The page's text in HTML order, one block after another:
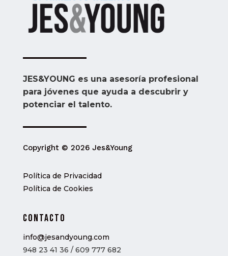
JES&YOUNG es una asesoría profesional
para jóvenes que ayuda a descubrir y
potenciar el talento.
Copyright © 2026 Jes&Young
Política de Privacidad
Política de Cookies
Contacto
info@jesandyoung.com
948 23 41 36 / 609 777 682